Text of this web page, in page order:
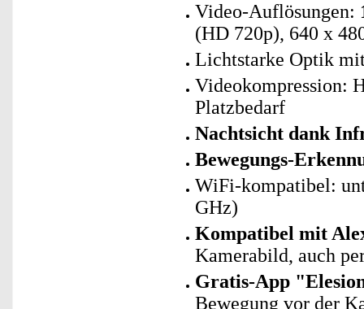
Video-Auflösungen:
(HD 720p), 640 x
Lichtstarke Optik
Videokompression:
Platzbedarf
Nachtsicht dank
Bewegungs-
WiFi-kompatibel:
GHz)
Kompatibel mit
Kamerabild, auch
Gratis-App
Bewegung vor der